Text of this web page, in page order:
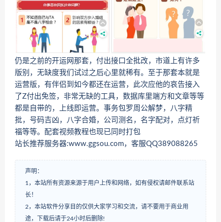
仍是之前的开运网那套，付出接口全批改，市道上有许多
版别，无缺度我们试过之后心里就稀有。至于那套本就是
运营版，有伴侣到如今都还在运营，此次应他的哀告接入
了Z付出免签，非常无缺的工具，数据库里端方和文章等等
都是自带的，上线即运营。事务包罗周公解梦，八字精
批，号码吉凶，八字合婚，公司测名，名字配对，点灯祈
福等等。配套视频教程也现已同时打包
站长推荐服务器:www.ggsou.com，客服QQ389088265
声明：
1，本站所有资源来源于用户上传和网络，如有侵权请邮件联系站
长！
2，本站软件分享目的仅供大家学习和交流，请不要用于商业用
途，下载后请于24小时后删除!